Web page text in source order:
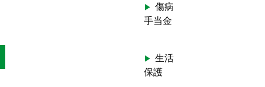
傷病
手当金
生活
保護